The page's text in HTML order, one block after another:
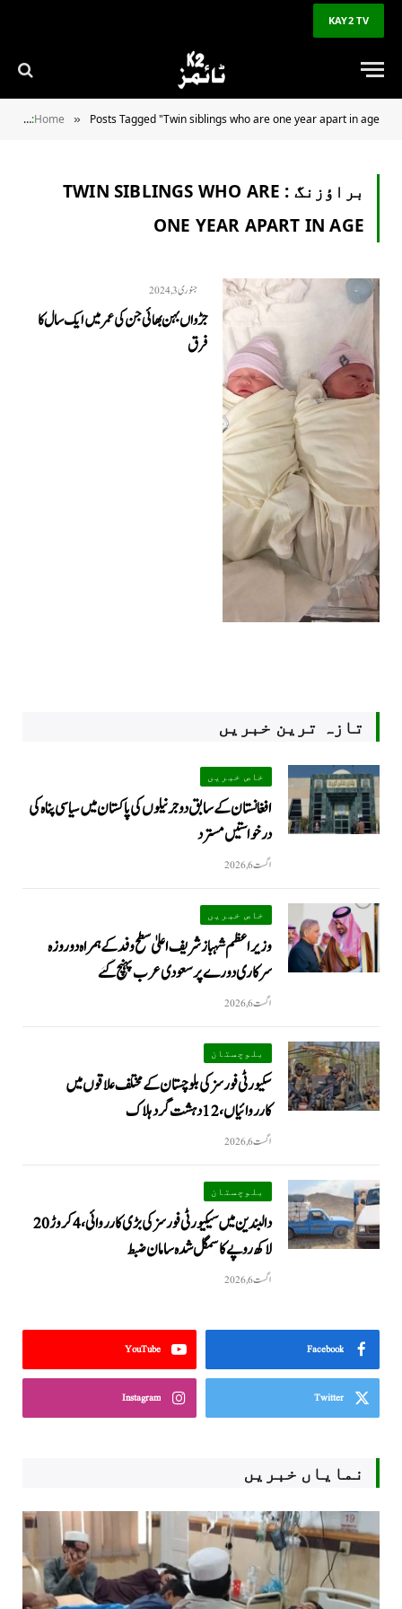
KAY2 TV
YOU ARE AT: Home » Posts Tagged "Twin siblings who are one year apart in age"
براؤزنگ : TWIN SIBLINGS WHO ARE
ONE YEAR APART IN AGE
جنوری 3, 2024
جڑواں بہن بھائی جن کی عمر میں ایک سال کا
فرق
تازہ ترین خبریں
خاص خبریں
افغانستان کے سابق دو جرنیلوں کی پاکستان میں سیاسی پناہ کی
درخواستیں مسترد
اگست 6, 2026
خاص خبریں
وزیراعظم شہبازشریف اعلیٰ سطح وفد کے ہمراہ دو روزه
سرکاری دورے پر سعودی عرب پہنچ گئے
اگست 6, 2026
بلوچستان
سکیورٹی فورسز کی بلوچستان کے مختلف علاقوں میں
کارروائیاں ، 12 دہشت گرد ہلاک
اگست 6, 2026
بلوچستان
دالبندین میں سیکیورٹی فورسز کی بڑی کارروائی، 4 کروڑ 20
لاکھ روپے کا سمگل شدہ سامان ضبط
اگست 6, 2026
Facebook
YouTube
Twitter
Instagram
نمایاں خبریں